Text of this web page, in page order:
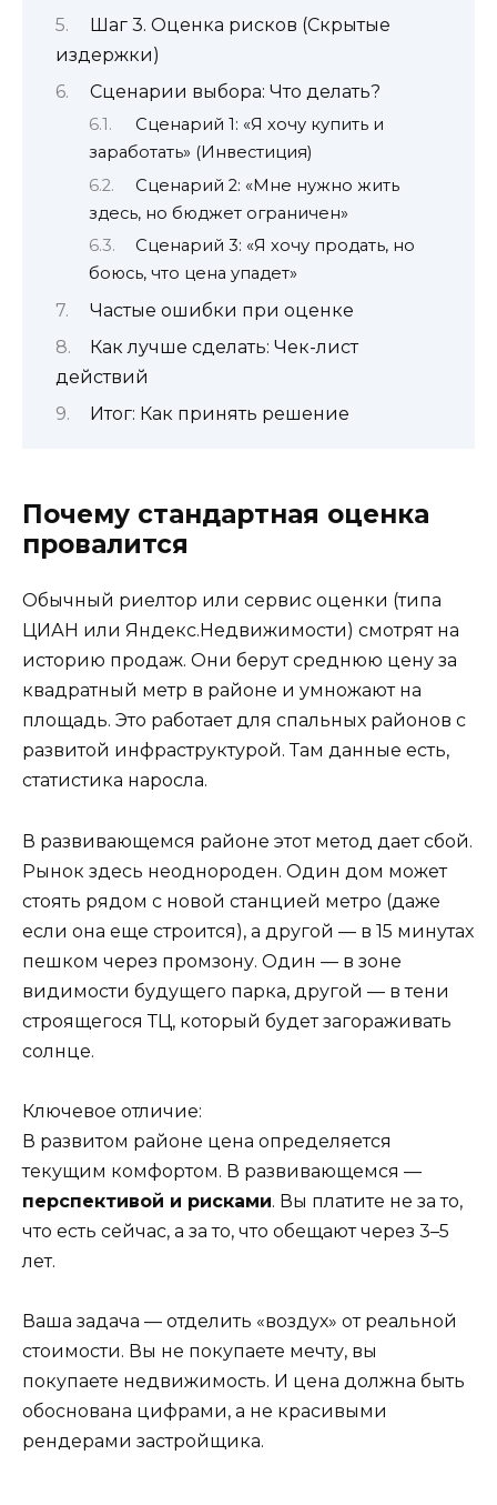
Шаг 3. Оценка рисков (Скрытые
издержки)
Сценарии выбора: Что делать?
Сценарий 1: «Я хочу купить и
заработать» (Инвестиция)
Сценарий 2: «Мне нужно жить
здесь, но бюджет ограничен»
Сценарий 3: «Я хочу продать, но
боюсь, что цена упадет»
Частые ошибки при оценке
Как лучше сделать: Чек-лист
действий
Итог: Как принять решение
Почему стандартная оценка
провалится
Обычный риелтор или сервис оценки (типа
ЦИАН или Яндекс.Недвижимости) смотрят на
историю продаж. Они берут среднюю цену за
квадратный метр в районе и умножают на
площадь. Это работает для спальных районов с
развитой инфраструктурой. Там данные есть,
статистика наросла.
В развивающемся районе этот метод дает сбой.
Рынок здесь неоднороден. Один дом может
стоять рядом с новой станцией метро (даже
если она еще строится), а другой — в 15 минутах
пешком через промзону. Один — в зоне
видимости будущего парка, другой — в тени
строящегося ТЦ, который будет загораживать
солнце.
Ключевое отличие:
В развитом районе цена определяется
текущим комфортом. В развивающемся —
перспективой и рисками. Вы платите не за то,
что есть сейчас, а за то, что обещают через 3–5
лет.
Ваша задача — отделить «воздух» от реальной
стоимости. Вы не покупаете мечту, вы
покупаете недвижимость. И цена должна быть
обоснована цифрами, а не красивыми
рендерами застройщика.